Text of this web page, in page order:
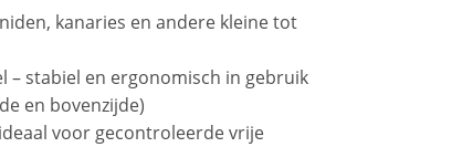
kanaries en andere kleine tot
– stabiel en ergonomisch in gebruik
en bovenzijde)
voor gecontroleerde vrije